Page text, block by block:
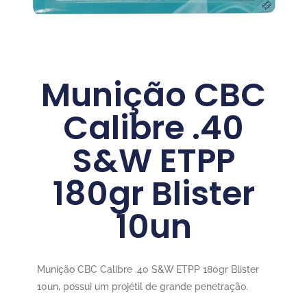
Munição CBC
Calibre .40
S&W ETPP
180gr Blister
10un
Munição CBC Calibre .40 S&W ETPP 180gr Blister
10un, possui um projétil de grande penetração.